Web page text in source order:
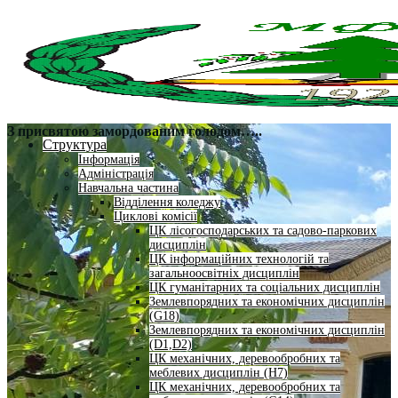
Структура
Інформація
Адміністрація
Навчальна частина
Відділення коледжу
Циклові комісії
ЦК лісогосподарських та садово-паркових
дисциплін
ЦК інформаційних технологій та
загальноосвітніх дисциплін
ЦК гуманітарних та соціальних дисциплін
Землевпорядних та економічних дисциплін
(G18)
Землевпорядних та економічних дисциплін
(D1,D2)
ЦК механічних, деревообробних та
меблевих дисциплін (H7)
ЦК механічних, деревообробних та
З присвятою замордованим голодом…..